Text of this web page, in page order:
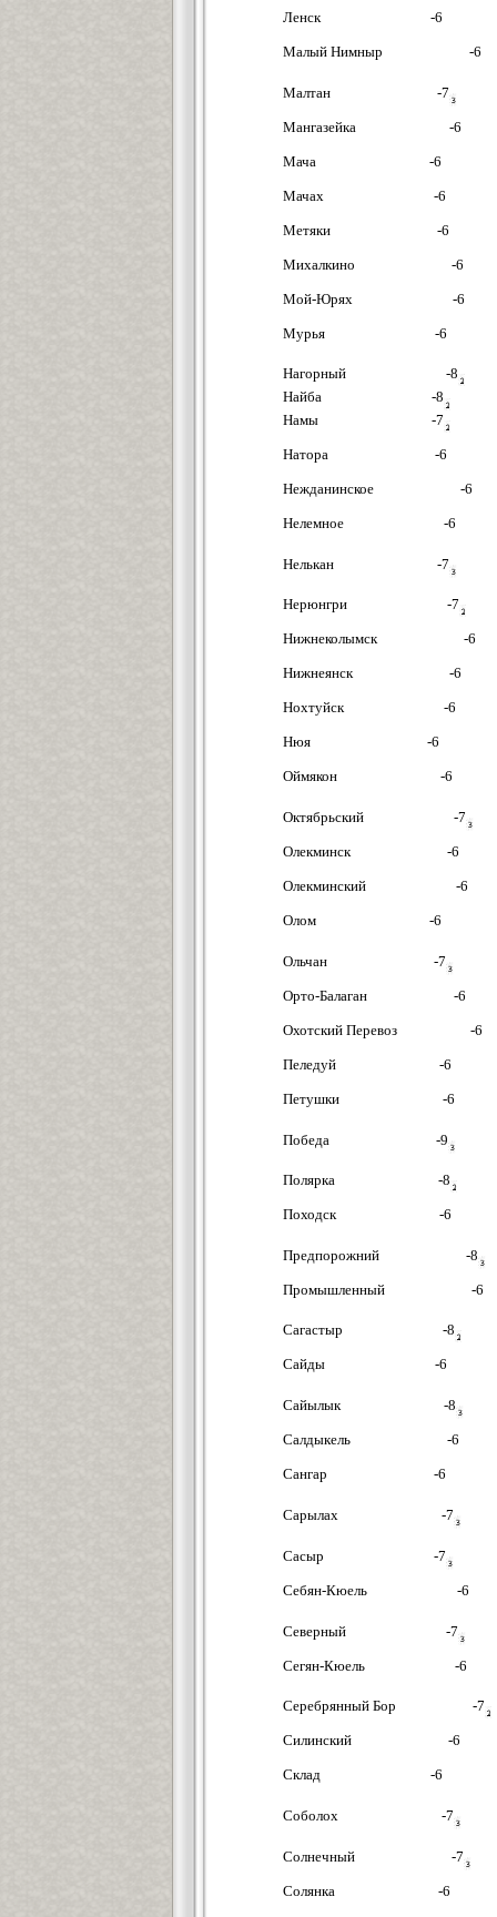
Ленск -6
Малый Нимныр -6
Малтан -7
Мангазейка -6
Мача -6
Мачах -6
Метяки -6
Михалкино -6
Мой-Юрях -6
Мурья -6
Нагорный -8
Найба -8
Намы -7
Натора -6
Нежданинское -6
Нелемное -6
Нелькан -7
Нерюнгри -7
Нижнеколымск -6
Нижнеянск -6
Нохтуйск -6
Нюя -6
Оймякон -6
Октябрьский -7
Олекминск -6
Олекминский -6
Олом -6
Ольчан -7
Орто-Балаган -6
Охотский Перевоз -6
Пеледуй -6
Петушки -6
Победа -9
Полярка -8
Походск -6
Предпорожний -8
Промышленный -6
Сагастыр -8
Сайды -6
Сайылык -8
Салдыкель -6
Сангар -6
Сарылах -7
Сасыр -7
Себян-Кюель -6
Северный -7
Сегян-Кюель -6
Серебрянный Бор -7
Силинский -6
Склад -6
Соболох -7
Солнечный -7
Солянка -6